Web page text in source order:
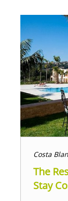
Costa
The
Stay